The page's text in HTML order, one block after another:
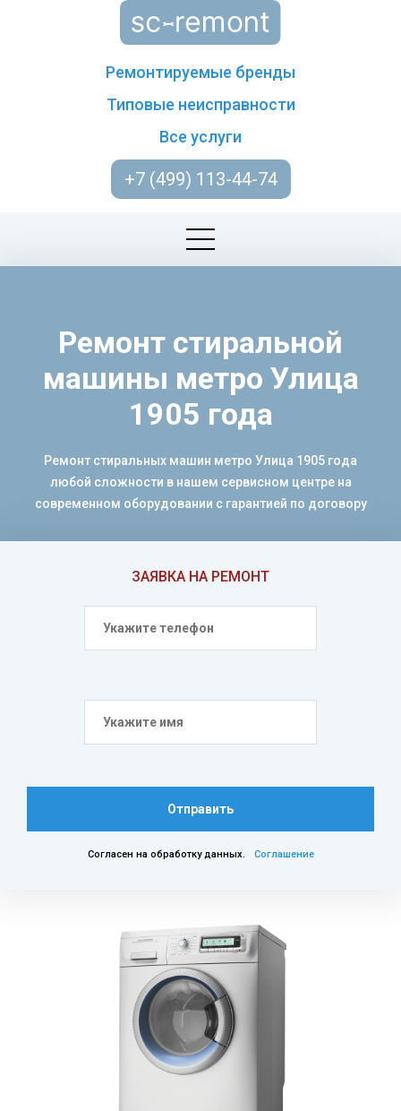
Ремонтируемые бренды
Типовые неисправности
Все услуги
+7 (499) 113-44-74
ЗАЯВКА НА РЕМОНТ
Отправить
Согласен на обработку данных. Соглашение
Ремонт стиральной
машины метро Улица
1905 года
Ремонт стиральных машин метро Улица 1905 года
любой сложности в нашем сервисном центре на
современном оборудовании с гарантией по договору